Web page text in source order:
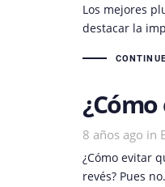
Los mejores
destacar la
8 años ago in
Tags
¿Cómo evitar
revés? Pues